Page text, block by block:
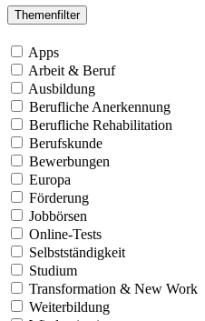
Themenfilter
Apps
Arbeit & Beruf
Ausbildung
Berufliche Anerkennung
Berufliche Rehabilitation
Berufskunde
Bewerbungen
Europa
Förderung
Jobbörsen
Online-Tests
Selbstständigkeit
Studium
Transformation & New Work
Weiterbildung